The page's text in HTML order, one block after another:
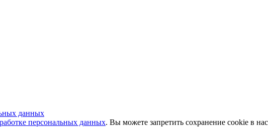
данных
персональных данных. Вы можете запретить сохранение cookie в